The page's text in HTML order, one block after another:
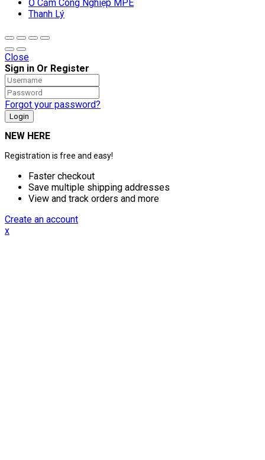
Ổ Cắm Công Nghiệp MPE
Thanh Lý
Close
Sign in Or Register
Forgot your password?
NEW HERE
Registration is free and easy!
Faster checkout
Save multiple shipping addresses
View and track orders and more
Create an account
x